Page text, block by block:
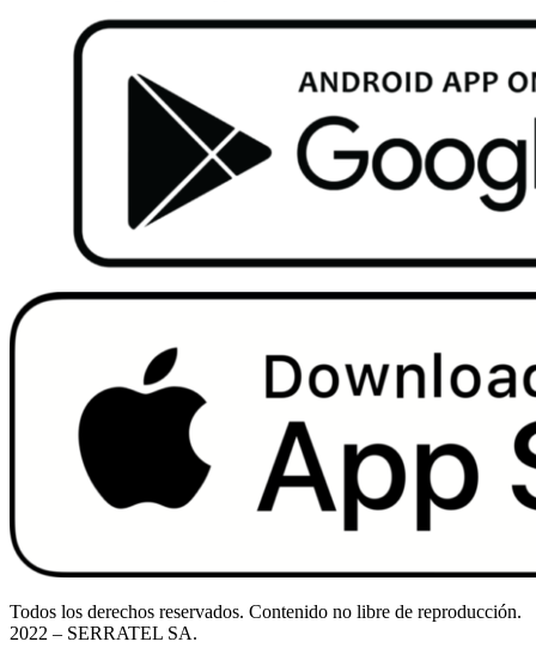
Todos los derechos reservados. Contenido no libre de reproducción.
2022 – SERRATEL SA.